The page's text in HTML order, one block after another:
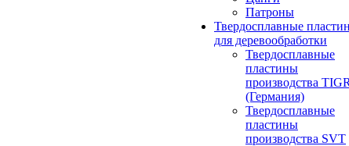
Патроны
Твердосплавные
для деревообработки
Твердосплавные
пластины
производства
(Германия)
Твердосплавные
пластины
производства SVT